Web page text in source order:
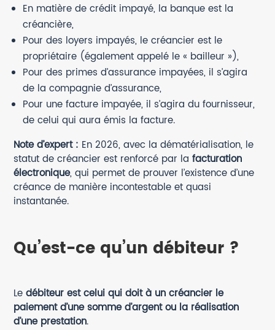
En matière de crédit impayé, la banque est la
créancière,
Pour des loyers impayés, le créancier est le
propriétaire (également appelé le « bailleur »),
Pour des primes d’assurance impayées, il s’agira
de la compagnie d’assurance,
Pour une facture impayée, il s’agira du fournisseur,
de celui qui aura émis la facture.
Note d’expert : En 2026, avec la dématérialisation, le
statut de créancier est renforcé par lafacturation
électronique, qui permet de prouver l’existence d’une
créance de manière incontestable et quasi
instantanée.
Qu’est-ce qu’un débiteur ?
Ledébiteur est celui qui doit à un créancier le
paiement d’une somme d’argent ou la réalisation
d’une prestation.